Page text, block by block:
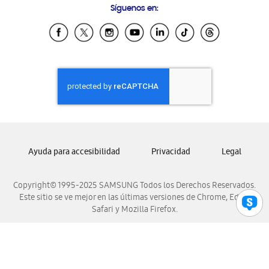
Samsung Ecuador
Samsung El Salvador
Samsung Honduras
Samsung Nicaragua
Samsung Panamá
Samsung Venezuela
Síguenos en:
Copyright© 1995-2025 SAMSUNG Todos los Derechos Reservados.
Este sitio se ve mejor en las últimas versiones de Chrome, Edge,
Safari y Mozilla Firefox.
Ayuda para accesibilidad Privacidad Legal